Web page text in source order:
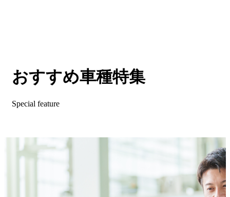
おすすめ車種特集
Special feature